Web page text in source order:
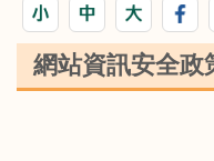
網站資訊安全政